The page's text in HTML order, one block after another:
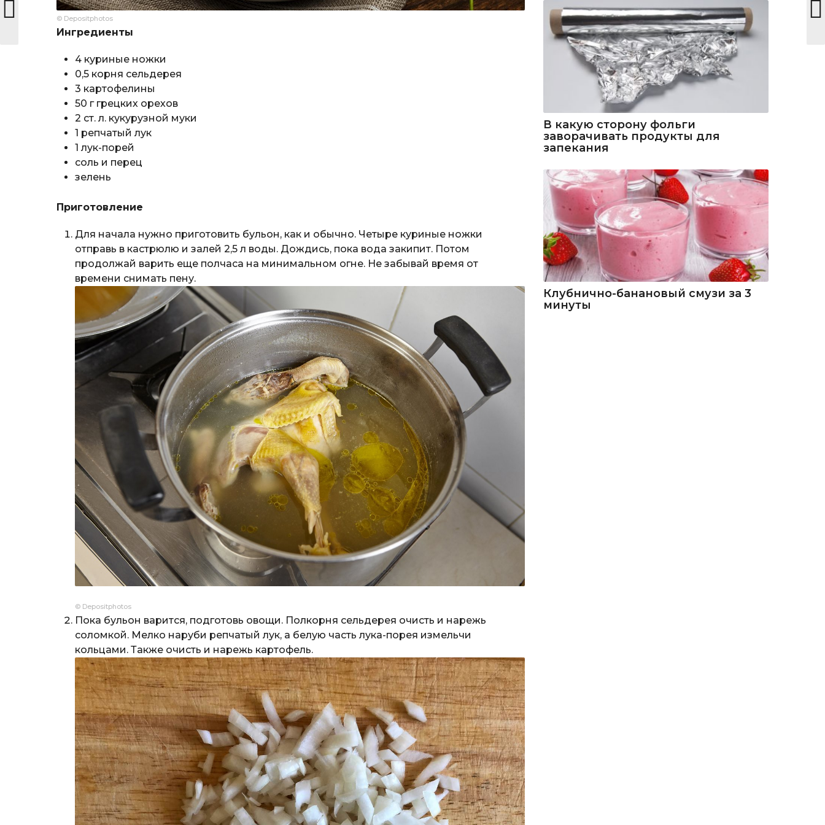
© Depositphotos
Ингредиенты
4 куриные ножки
0,5 корня сельдерея
3 картофелины
50 г грецких орехов
2 ст. л. кукурузной муки
1 репчатый лук
1 лук-порей
соль и перец
зелень
Приготовление
Для начала нужно приготовить бульон, как и обычно. Четыре куриные ножки
отправь в кастрюлю и залей 2,5 л воды. Дождись, пока вода закипит. Потом
продолжай варить еще полчаса на минимальном огне. Не забывай время от
времени снимать пену.
© Depositphotos
Пока бульон варится, подготовь овощи. Полкорня сельдерея очисть и нарежь
соломкой. Мелко наруби репчатый лук, а белую часть лука-порея измельчи
кольцами. Также очисть и нарежь картофель.
В какую сторону фольги
заворачивать продукты для
запекания
Клубнично-банановый смузи за 3
минуты